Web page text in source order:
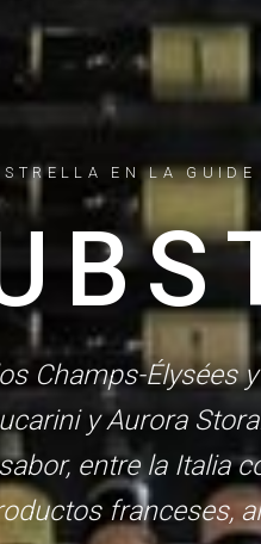
EN LA
Champs-Élysées
y Aurora
entre la Italia
franceses,